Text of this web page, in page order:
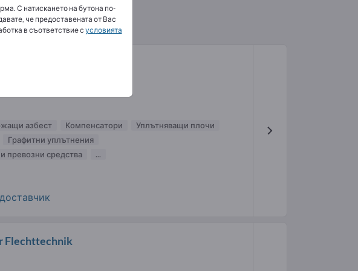
(3)
азбест Компенсатори
Уплътняващи плочи
Графитни уплътнения
превозни средства
...
Flechttechnik
С натискането на бутона по-
че предоставената от Вас
в съответствие с условията